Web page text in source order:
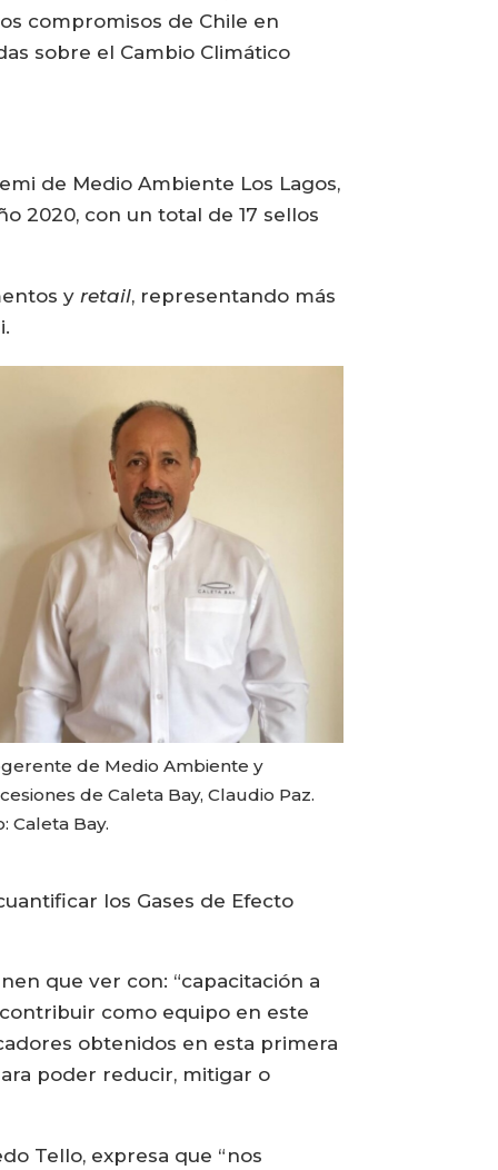
compromisos de Chile en
sobre el Cambio Climático
de Medio Ambiente Los Lagos,
2020, con un total de 17 sellos
y retail, representando más
de Medio Ambiente y
de Caleta Bay, Claudio Paz.
Caleta Bay.
los Gases de Efecto
que ver con: “capacitación a
como equipo en este
obtenidos en esta primera
poder reducir, mitigar o
Tello, expresa que “nos